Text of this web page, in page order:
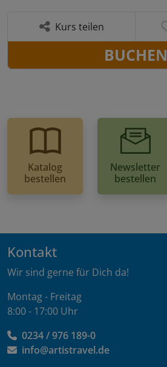
Kurs teilen
BUCHEN
Katalog
bestellen
Newsletter
bestellen
Kontakt
Wir sind gerne für Dich da!
Montag - Freitag
8:00 - 17:00 Uhr
0234 / 976 189-0
info@artistravel.de